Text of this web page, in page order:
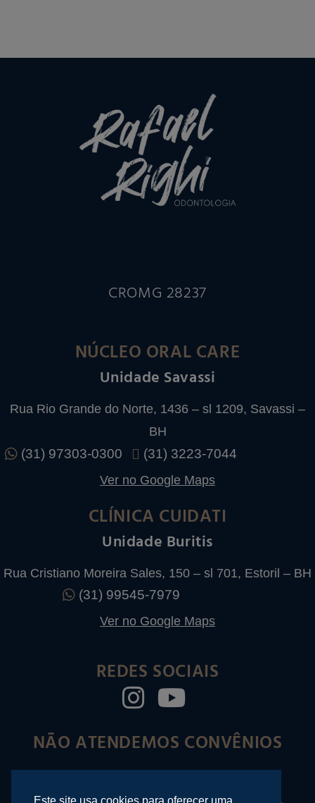
CROMG 28237
NÚCLEO ORAL CARE
Unidade Savassi
Rua Rio Grande do Norte, 1436 – sl 1209, Savassi –
BH
(31) 97303-0300 (31) 3223-7044
Ver no Google Maps
CLÍNICA CUIDATI
Unidade Buritis
Rua Cristiano Moreira Sales, 150 – sl 701, Estoril – BH
(31) 99545-7979
Ver no Google Maps
REDES SOCIAIS
NÃO ATENDEMOS CONVÊNIOS